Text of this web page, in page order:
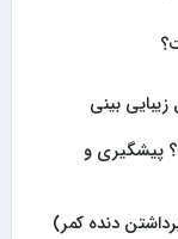
بینی
پیشگیری و
دنده کمر)